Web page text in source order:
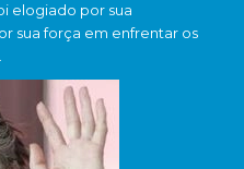
elogiado por sua
sua força em enfrentar os